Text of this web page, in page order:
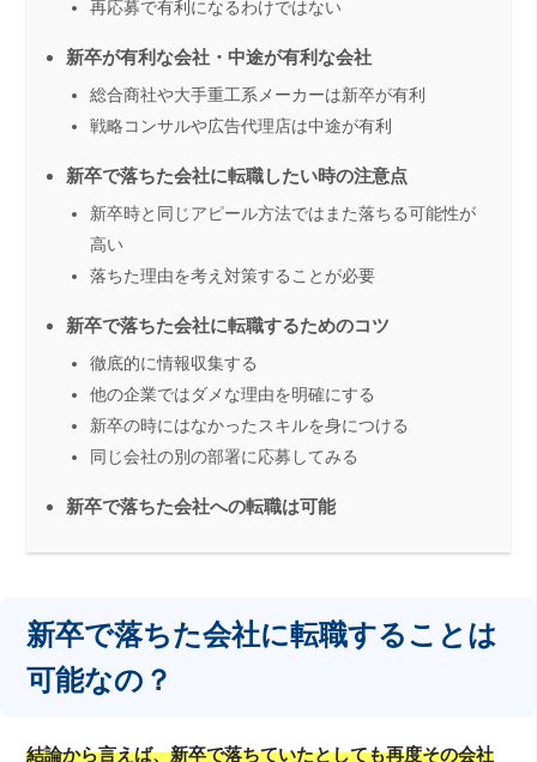
再応募で有利になるわけではない
新卒が有利な会社・中途が有利な会社
総合商社や大手重工系メーカーは新卒が有利
戦略コンサルや広告代理店は中途が有利
新卒で落ちた会社に転職したい時の注意点
新卒時と同じアピール方法ではまた落ちる可能性が
高い
落ちた理由を考え対策することが必要
新卒で落ちた会社に転職するためのコツ
徹底的に情報収集する
他の企業ではダメな理由を明確にする
新卒の時にはなかったスキルを身につける
同じ会社の別の部署に応募してみる
新卒で落ちた会社への転職は可能
新卒で落ちた会社に転職することは
可能なの？
結論から言えば、新卒で落ちていたとしても再度その会社